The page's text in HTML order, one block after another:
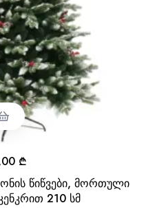
წიწვები, მორთული
210 სმ
₾